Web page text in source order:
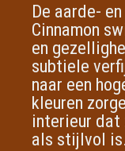
De aarde-
Cinnamon
en
subtiele
naar een
kleuren
interieur dat
als stijlvol is.